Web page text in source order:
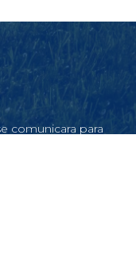
comunicara para